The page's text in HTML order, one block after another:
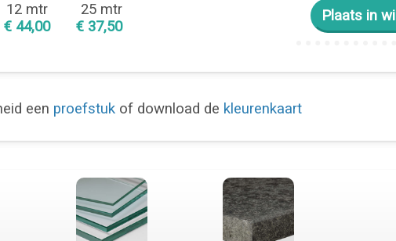
12 mtr
€ 44,00
25 mtr
€ 37,50
een proefstuk of download de kleurenkaart